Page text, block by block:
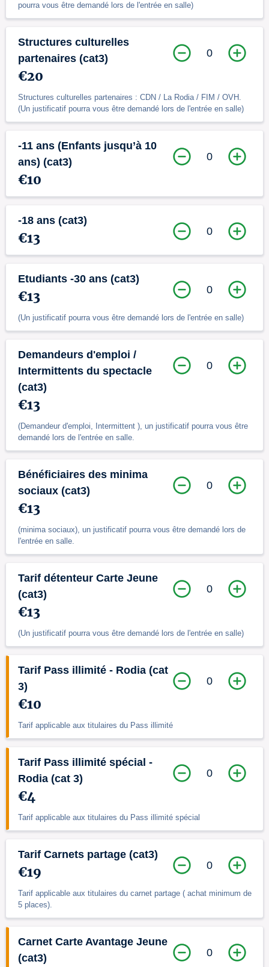
pourra vous être demandé lors de l'entrée en salle)
Structures culturelles
partenaires (cat3)
€20
Structures culturelles partenaires : CDN / La Rodia / FIM / OVH.
(Un justificatif pourra vous être demandé lors de l'entrée en salle)
0
-11 ans (Enfants jusqu’à 10
ans) (cat3)
€10
0
-18 ans (cat3)
€13 0
Etudiants -30 ans (cat3)
€13
(Un justificatif pourra vous être demandé lors de l'entrée en salle)
0
Demandeurs d'emploi /
Intermittents du spectacle
(cat3)
€13
(Demandeur d'emploi, Intermittent ), un justificatif pourra vous être
demandé lors de l'entrée en salle.
0
Bénéficiaires des minima
sociaux (cat3)
€13
(minima sociaux), un justificatif pourra vous être demandé lors de
l'entrée en salle.
0
Tarif détenteur Carte Jeune
(cat3)
€13
(Un justificatif pourra vous être demandé lors de l'entrée en salle)
0
Tarif Pass illimité - Rodia (cat
3)
€10
Tarif applicable aux titulaires du Pass illimité
0
Tarif Pass illimité spécial -
Rodia (cat 3)
€4
Tarif applicable aux titulaires du Pass illimité spécial
0
Tarif Carnets partage (cat3)
€19
Tarif applicable aux titulaires du carnet partage ( achat minimum de
5 places).
0
Carnet Carte Avantage Jeune
(cat3)
0